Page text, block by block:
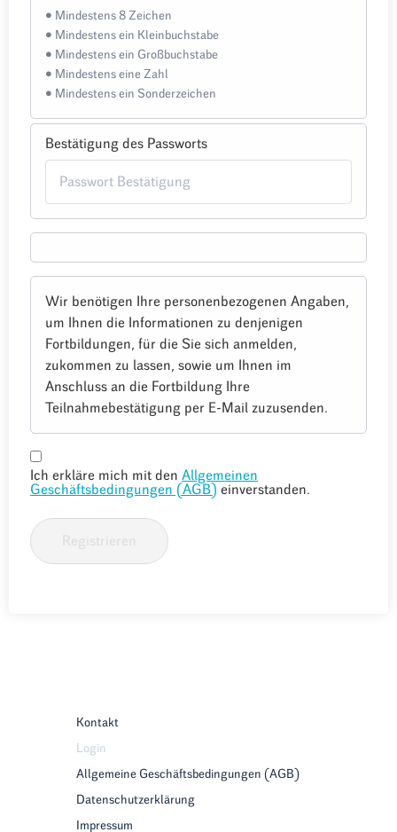
• Mindestens 8 Zeichen
• Mindestens ein Kleinbuchstabe
• Mindestens ein Großbuchstabe
• Mindestens eine Zahl
• Mindestens ein Sonderzeichen
Bestätigung des Passworts
Wir benötigen Ihre personenbezogenen Angaben,
um Ihnen die Informationen zu denjenigen
Fortbildungen, für die Sie sich anmelden,
zukommen zu lassen, sowie um Ihnen im
Anschluss an die Fortbildung Ihre
Teilnahmebestätigung per E-Mail zuzusenden.
Ich erkläre mich mit den Allgemeinen
Geschäftsbedingungen (AGB) einverstanden.
Registrieren
Kontakt
Login
Allgemeine Geschäftsbedingungen (AGB)
Datenschutzerklärung
Impressum